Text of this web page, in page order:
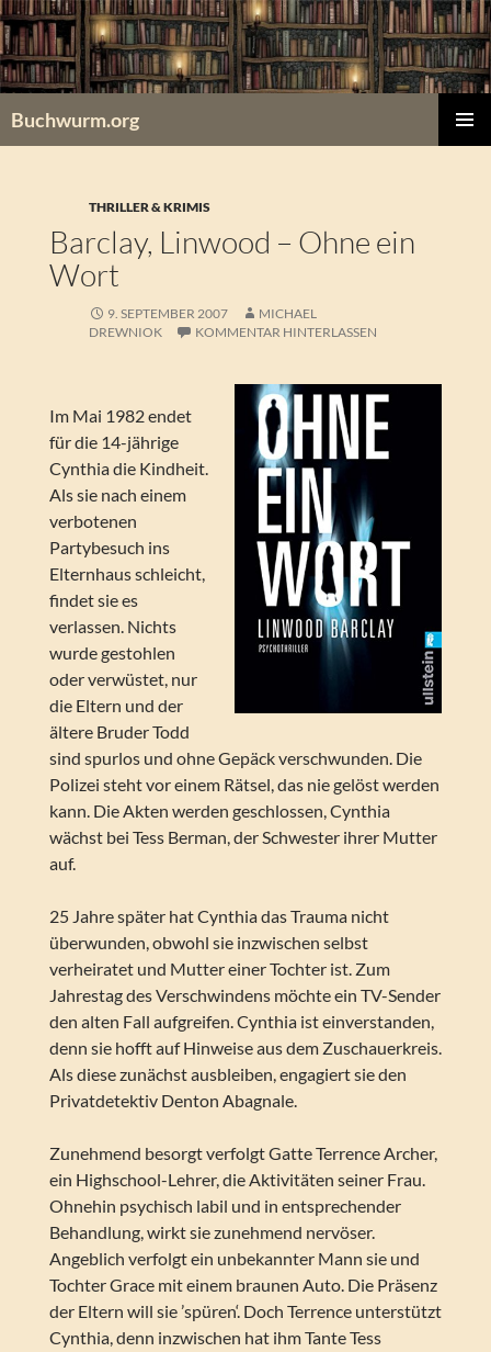
Zum
Inhalt
springen
Buchwurm.org
THRILLER & KRIMIS
Barclay, Linwood – Ohne ein
Wort
9. SEPTEMBER 2007
MICHAEL
DREWNIOK
KOMMENTAR HINTERLASSEN
Im Mai 1982 endet
für die 14-jährige
Cynthia die Kindheit.
Als sie nach einem
verbotenen
Partybesuch ins
Elternhaus schleicht,
findet sie es
verlassen. Nichts
wurde gestohlen
oder verwüstet, nur
die Eltern und der
ältere Bruder Todd
sind spurlos und ohne Gepäck verschwunden. Die
Polizei steht vor einem Rätsel, das nie gelöst werden
kann. Die Akten werden geschlossen, Cynthia
wächst bei Tess Berman, der Schwester ihrer Mutter
auf.
25 Jahre später hat Cynthia das Trauma nicht
überwunden, obwohl sie inzwischen selbst
verheiratet und Mutter einer Tochter ist. Zum
Jahrestag des Verschwindens möchte ein TV-Sender
den alten Fall aufgreifen. Cynthia ist einverstanden,
denn sie hofft auf Hinweise aus dem Zuschauerkreis.
Als diese zunächst ausbleiben, engagiert sie den
Privatdetektiv Denton Abagnale.
Zunehmend besorgt verfolgt Gatte Terrence Archer,
ein Highschool-Lehrer, die Aktivitäten seiner Frau.
Ohnehin psychisch labil und in entsprechender
Behandlung, wirkt sie zunehmend nervöser.
Angeblich verfolgt ein unbekannter Mann sie und
Tochter Grace mit einem braunen Auto. Die Präsenz
der Eltern will sie ’spüren‘. Doch Terrence unterstützt
Cynthia, denn inzwischen hat ihm Tante Tess